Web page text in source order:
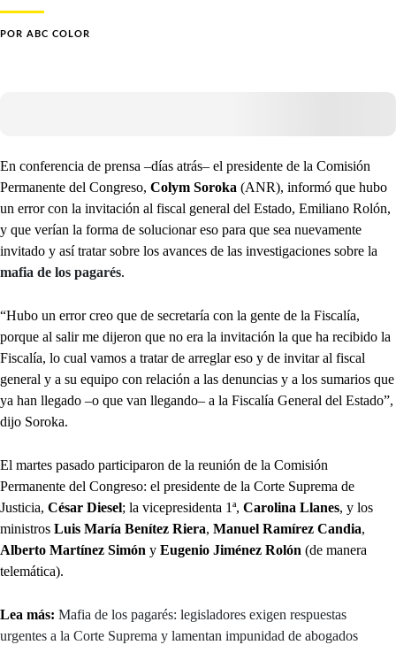
POR ABC COLOR
En conferencia de prensa –días atrás– el presidente de la Comisión
Permanente del Congreso, Colym Soroka (ANR), informó que hubo
un error con la invitación al fiscal general del Estado, Emiliano Rolón,
y que verían la forma de solucionar eso para que sea nuevamente
invitado y así tratar sobre los avances de las investigaciones sobre la
mafia de los pagarés.
“Hubo un error creo que de secretaría con la gente de la Fiscalía,
porque al salir me dijeron que no era la invitación la que ha recibido la
Fiscalía, lo cual vamos a tratar de arreglar eso y de invitar al fiscal
general y a su equipo con relación a las denuncias y a los sumarios que
ya han llegado –o que van llegando– a la Fiscalía General del Estado”,
dijo Soroka.
El martes pasado participaron de la reunión de la Comisión
Permanente del Congreso: el presidente de la Corte Suprema de
Justicia, César Diesel; la vicepresidenta 1ª, Carolina Llanes, y los
ministros Luis María Benítez Riera, Manuel Ramírez Candia,
Alberto Martínez Simón y Eugenio Jiménez Rolón (de manera
telemática).
Lea más: Mafia de los pagarés: legisladores exigen respuestas
urgentes a la Corte Suprema y lamentan impunidad de abogados